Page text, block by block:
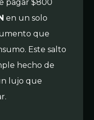
pagar $800
en un solo
que
Este salto
hecho de
lujo que